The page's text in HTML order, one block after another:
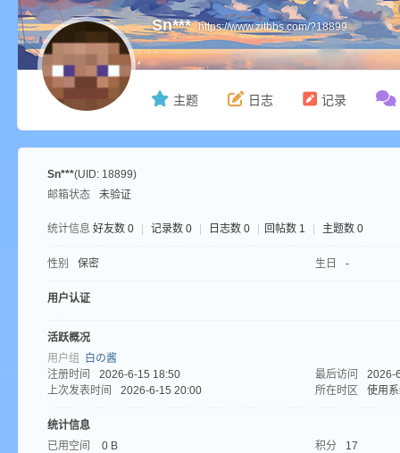
ne
Sn*** https://www.zitbbs.com/?18899
主题 日志 记录
Sn***(UID: 18899)
邮箱状态
未验证
统计信息 好友数 0 记录数 0 日志数 0 回帖数 1 主题数 0
性别 保密 生日 -
用户认证
活跃概况
用户组
白の酱
注册时间
2026-6-15 18:50 最后访问
2026-
上次发表时间
2026-6-15 20:00 所在时区 使用
统计信息
已用空间
0 B 积分
17